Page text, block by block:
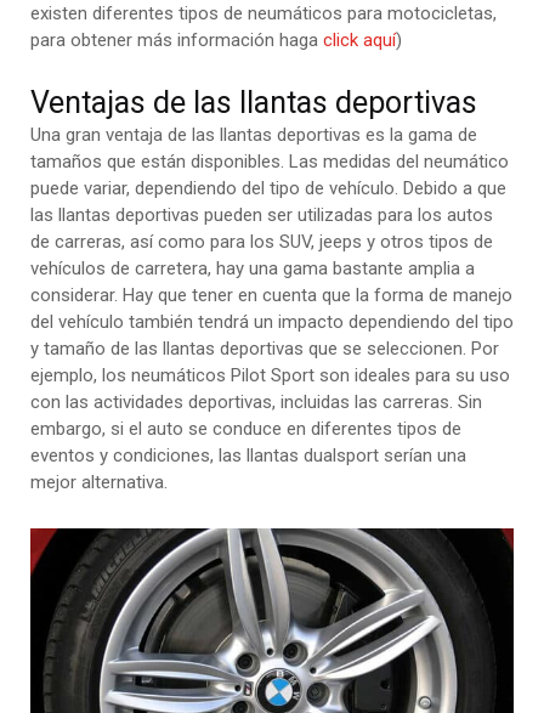
existen diferentes tipos de neumáticos para motocicletas,
para obtener más información haga click aquí)
Ventajas de las llantas deportivas
Una gran ventaja de las llantas deportivas es la gama de
tamaños que están disponibles. Las medidas del neumático
puede variar, dependiendo del tipo de vehículo. Debido a que
las llantas deportivas pueden ser utilizadas para los autos
de carreras, así como para los SUV, jeeps y otros tipos de
vehículos de carretera, hay una gama bastante amplia a
considerar. Hay que tener en cuenta que la forma de manejo
del vehículo también tendrá un impacto dependiendo del tipo
y tamaño de las llantas deportivas que se seleccionen. Por
ejemplo, los neumáticos Pilot Sport son ideales para su uso
con las actividades deportivas, incluidas las carreras. Sin
embargo, si el auto se conduce en diferentes tipos de
eventos y condiciones, las llantas dualsport serían una
mejor alternativa.